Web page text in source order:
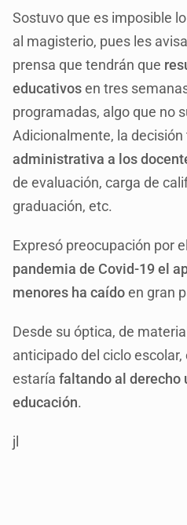
Sostuvo que es imposible
al magisterio, pues les
prensa que tendrán que
educativosen tres
programadas, algo que no
Adicionalmente, la
administrativa a los
de evaluación, carga de
graduación, etc.
Expresó preocupación por
pandemia de Covid-19 el
menores ha caídoen gran
Desde su óptica, de
anticipado del ciclo
estaríafaltando al derecho
educación.
jl